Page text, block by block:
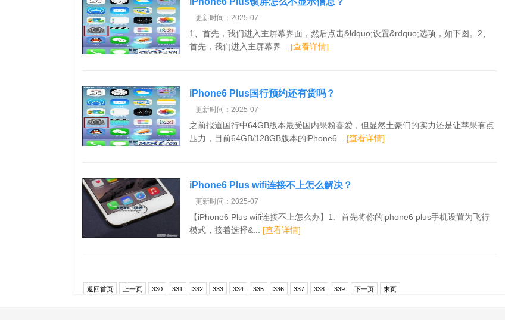
更新时间：2025-07
1、首先，我们进入主屏幕界面，然后点击&ldquo;设置&rdquo;选项，如下图。2、
首先，我们进入主屏幕界... [查看详情]
iPhone6 Plus国行预约还有货吗？
更新时间：2025-07
之前报道国行中64GB版本最受国内果粉喜爱，但显然土豪们的实力还是让苹果有点
压力，目前64GB/128GB版本的iPhone6... [查看详情]
iPhone6 Plus wifi连接不上怎么解决？
更新时间：2025-07
【iPhone6 Plus wifi连接不上怎么办】1、首先将你的iphone6 plus手机设置为飞行
模式，接着选择&... [查看详情]
返回首页 上一页 330 331 332 333 334 335 336 337 338 339 下一页 末页